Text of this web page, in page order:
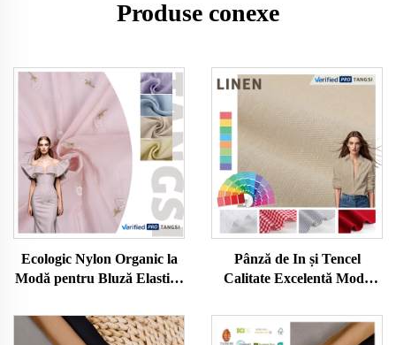
Produse conexe
Ecologic Nylon Organic la
Modă pentru Bluză Elastică
Femei în Frumos Color
Solid Model Robe pentru
Pânză de In și Tencel
Calitate Excelentă Modă
Sănătoasă Material Woven
pentru Haine de Damă și